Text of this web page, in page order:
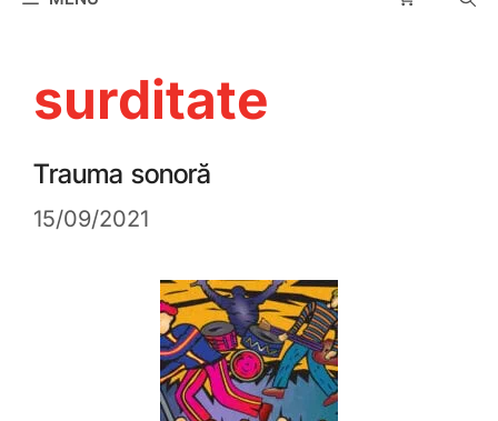
surditate
Trauma sonoră
15/09/2021